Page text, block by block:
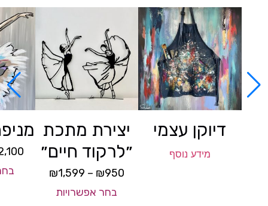
דיוקן עצמי
מידע נוסף
יצירת מתכת
״לרקוד חיים״
₪950
–
₪1,599
בחר אפשרויות